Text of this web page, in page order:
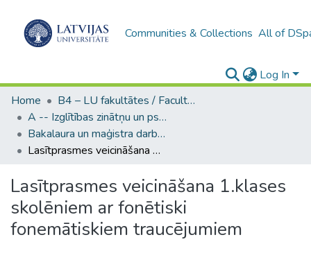
Communities & Collections All of
Log In
Home
B4 – LU fakultātes / Faculties of the UL
A -- Izglītības zinātņu un psiholoģijas fakultāte / Faculty of Education Sciences and Psychology
Bakalaura un maģistra darbi (PPMF) / Bachelor's and Master's theses
Lasītprasmes veicināšana 1.klases skolēniem ar fonētiski fonemātiskiem traucējumiem
Lasītprasmes veicināšana 1.klases
skolēniem ar fonētiski
fonemātiskiem traucējumiem